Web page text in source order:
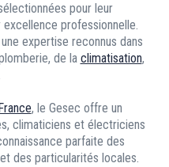
pour leur
professionnelle.
expertise reconnus dans
de la climatisation,
, le Gesec offre un
climaticiens et électriciens
parfaite des
des particularités locales.